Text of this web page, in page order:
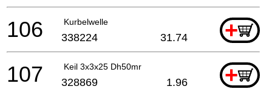
Kurbelwelle +
106 338224 31.74
Keil 3x3x25 Dh50mr +
107 328869 1.96